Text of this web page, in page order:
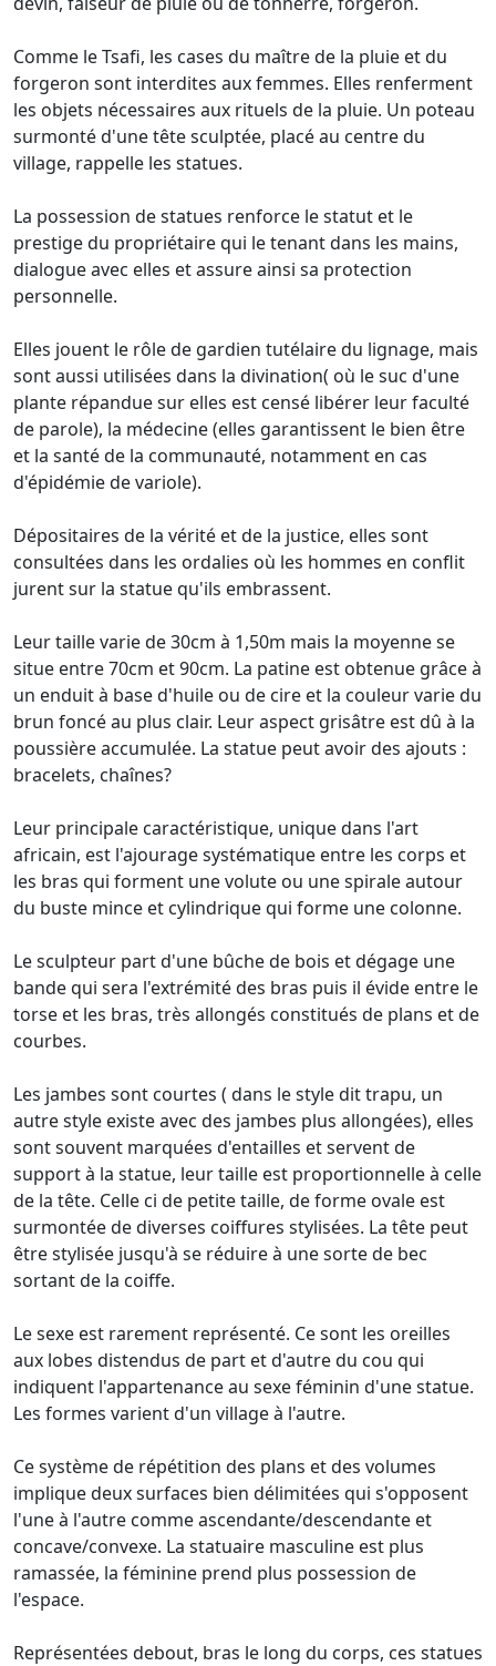
Comme le Tsafi, les cases du maître de la pluie et du
forgeron sont interdites aux femmes. Elles renferment
les objets nécessaires aux rituels de la pluie. Un poteau
surmonté d'une tête sculptée, placé au centre du
village, rappelle les statues.
La possession de statues renforce le statut et le
prestige du propriétaire qui le tenant dans les mains,
dialogue avec elles et assure ainsi sa protection
personnelle.
Elles jouent le rôle de gardien tutélaire du lignage, mais
sont aussi utilisées dans la divination( où le suc d'une
plante répandue sur elles est censé libérer leur faculté
de parole), la médecine (elles garantissent le bien être
et la santé de la communauté, notamment en cas
d'épidémie de variole).
Dépositaires de la vérité et de la justice, elles sont
consultées dans les ordalies où les hommes en conflit
jurent sur la statue qu'ils embrassent.
Leur taille varie de 30cm à 1,50m mais la moyenne se
situe entre 70cm et 90cm. La patine est obtenue grâce à
un enduit à base d'huile ou de cire et la couleur varie du
brun foncé au plus clair. Leur aspect grisâtre est dû à la
poussière accumulée. La statue peut avoir des ajouts :
bracelets, chaînes?
Leur principale caractéristique, unique dans l'art
africain, est l'ajourage systématique entre les corps et
les bras qui forment une volute ou une spirale autour
du buste mince et cylindrique qui forme une colonne.
Le sculpteur part d'une bûche de bois et dégage une
bande qui sera l'extrémité des bras puis il évide entre le
torse et les bras, très allongés constitués de plans et de
courbes.
Les jambes sont courtes ( dans le style dit trapu, un
autre style existe avec des jambes plus allongées), elles
sont souvent marquées d'entailles et servent de
support à la statue, leur taille est proportionnelle à celle
de la tête. Celle ci de petite taille, de forme ovale est
surmontée de diverses coiffures stylisées. La tête peut
être stylisée jusqu'à se réduire à une sorte de bec
sortant de la coiffe.
Le sexe est rarement représenté. Ce sont les oreilles
aux lobes distendus de part et d'autre du cou qui
indiquent l'appartenance au sexe féminin d'une statue.
Les formes varient d'un village à l'autre.
Ce système de répétition des plans et des volumes
implique deux surfaces bien délimitées qui s'opposent
l'une à l'autre comme ascendante/descendante et
concave/convexe. La statuaire masculine est plus
ramassée, la féminine prend plus possession de
l'espace.
Représentées debout, bras le long du corps, ces statues